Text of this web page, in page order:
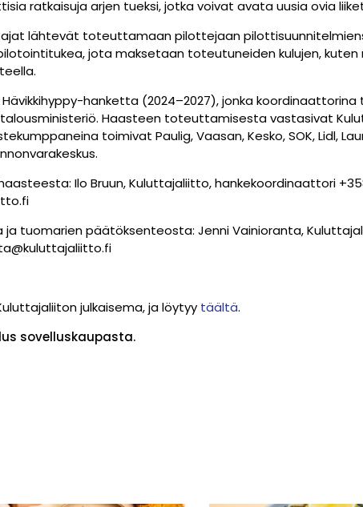
ratkaisuja arjen tueksi, jotka voivat avata uusia ovia
lähtevät toteuttamaan pilottejaan
jota maksetaan toteutuneiden kulujen,
hanketta (2024–2027), jonka
Haasteen toteuttamisesta vastasivat
toimivat Paulig, Vaasan, Kesko, SOK, Lidl,
Ilo Bruun, Kuluttajaliitto, hankekoordinaattori
tuomarien päätöksenteosta: Jenni Vainioranta,
julkaisema, ja löytyy täältä.
sovelluskaupasta.